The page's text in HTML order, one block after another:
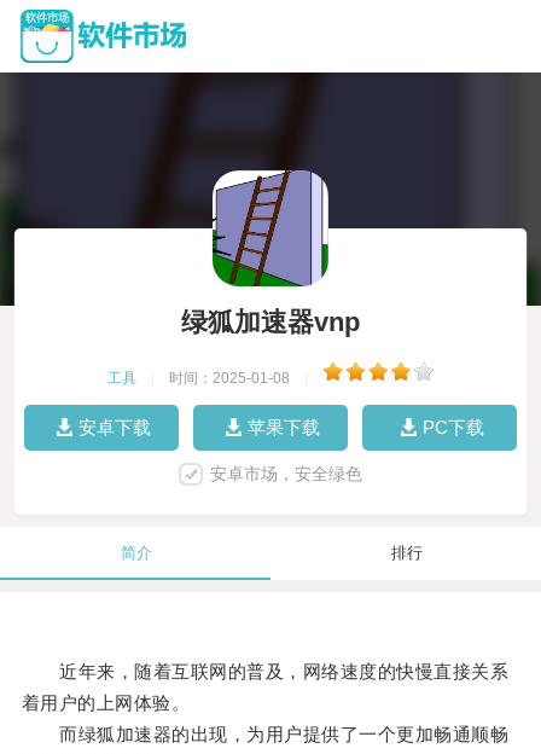
绿狐加速器vnp
工具 时间：2025-01-08
安卓下载 苹果下载 PC下载
安卓市场，安全绿色
简介 排行
近年来，随着互联网的普及，网络速度的快慢直接关系
着用户的上网体验。
而绿狐加速器的出现，为用户提供了一个更加畅通顺畅